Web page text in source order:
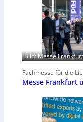
Bild: Messe
Fachmesse für die
Messe Frankfurt